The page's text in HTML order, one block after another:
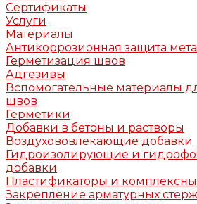
Сертификаты
Услуги
Материалы
Антикоррозионная защита
Герметизация швов
Адгезивы
Вспомогательные материалы
швов
Герметики
Добавки в бетоны и растворы
Воздухововлекающие добавки
Гидроизолирующие и
добавки
Пластификаторы и
Закрепление арматурных